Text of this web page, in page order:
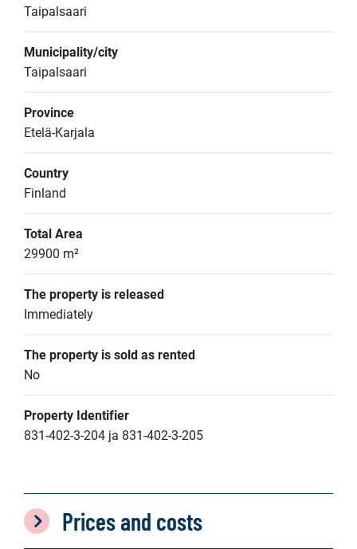
Taipalsaari
Municipality/city
Taipalsaari
Province
Etelä-Karjala
Country
Finland
Total Area
29900 m²
The property is released
Immediately
The property is sold as rented
No
Property Identifier
831-402-3-204 ja 831-402-3-205
Prices and costs